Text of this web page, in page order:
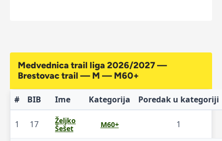
Medvednica trail liga 2026/2027 —
Brestovac trail — M — M60+
# BIB Ime Kategorija Poredak u kategoriji
1 17
Željko
Šešet
M60+ 1